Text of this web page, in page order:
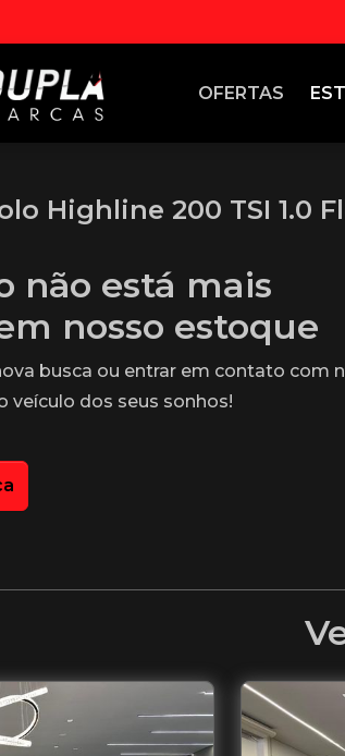
OFERTAS
Highline 200 TSI 1.0
não está mais
nosso estoque
busca ou entrar em contato com
veículo dos seus sonhos!